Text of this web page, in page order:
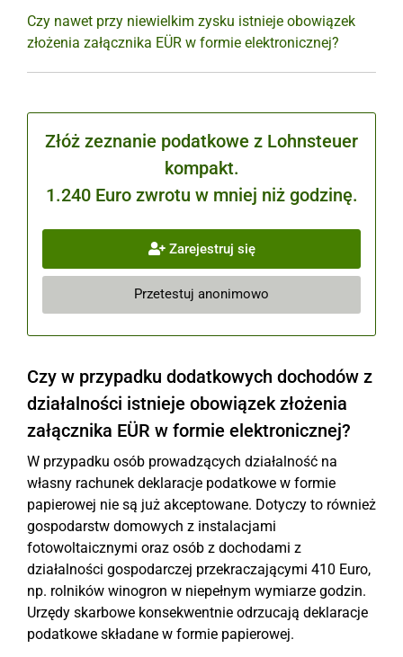
Czy nawet przy niewielkim zysku istnieje obowiązek
złożenia załącznika EÜR w formie elektronicznej?
Złóż zeznanie podatkowe z Lohnsteuer
kompakt.
1.240 Euro zwrotu w mniej niż godzinę.
Zarejestruj się
Przetestuj anonimowo
Czy w przypadku dodatkowych dochodów z
działalności istnieje obowiązek złożenia
załącznika EÜR w formie elektronicznej?
W przypadku osób prowadzących działalność na
własny rachunek deklaracje podatkowe w formie
papierowej nie są już akceptowane. Dotyczy to również
gospodarstw domowych z instalacjami
fotowoltaicznymi oraz osób z dochodami z
działalności gospodarczej przekraczającymi 410 Euro,
np. rolników winogron w niepełnym wymiarze godzin.
Urzędy skarbowe konsekwentnie odrzucają deklaracje
podatkowe składane w formie papierowej.